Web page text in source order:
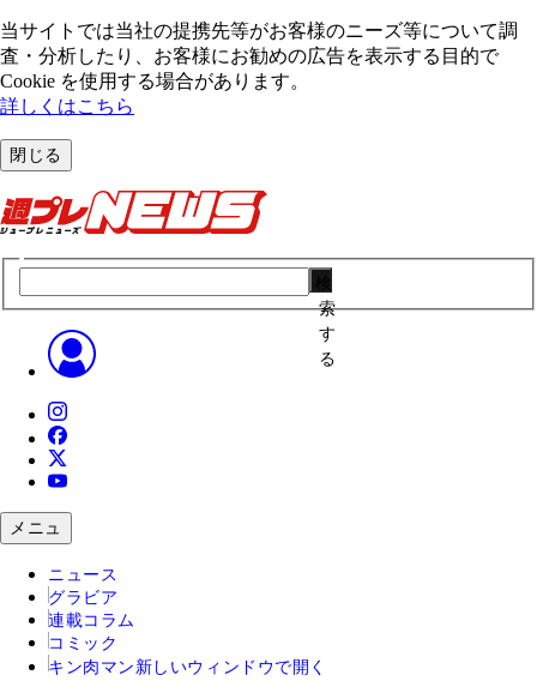
当サイトでは当社の提携先等がお客様のニーズ等について調
査・分析したり、お客様にお勧めの広告を表⽰する⽬的で
Cookie を使⽤する場合があります。
詳しくはこちら
閉じる
索
す
る
メニュ
ニュース
グラビア
連載コラム
コミック
キン肉マン 新しいウィンドウで開く